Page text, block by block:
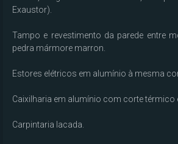
Exaustor).
Tampo e revestimento da parede entre
pedra mármore marron.
Estores elétricos em alumínio à mesma
Caixilharia em alumínio com corte térmico
Carpintaria lacada.